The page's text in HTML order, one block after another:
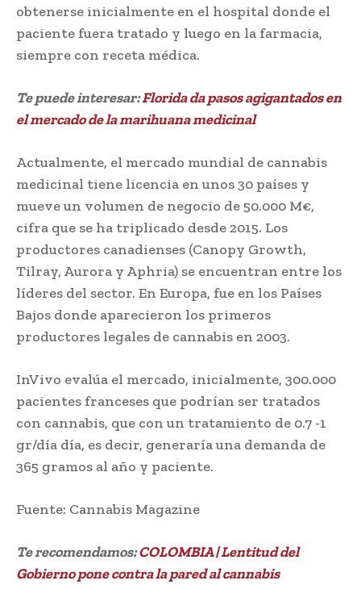
obtenerse inicialmente en el hospital donde el
paciente fuera tratado y luego en la farmacia,
siempre con receta médica.
Te puede interesar:Florida da pasos agigantados en
el mercado de la marihuana medicinal
Actualmente, el mercado mundial de cannabis
medicinal tiene licencia en unos 30 países y
mueve un volumen de negocio de 50.000 M€,
cifra que se ha triplicado desde 2015. Los
productores canadienses (Canopy Growth,
Tilray, Aurora y Aphria) se encuentran entre los
líderes del sector. En Europa, fue en los Países
Bajos donde aparecieron los primeros
productores legales de cannabis en 2003.
InVivo evalúa el mercado, inicialmente, 300.000
pacientes franceses que podrían ser tratados
con cannabis, que con un tratamiento de 0.7 -1
gr/día día, es decir, generaría una demanda de
365 gramos al año y paciente.
Fuente: Cannabis Magazine
Te recomendamos:COLOMBIA | Lentitud del
Gobierno pone contra la pared al cannabis